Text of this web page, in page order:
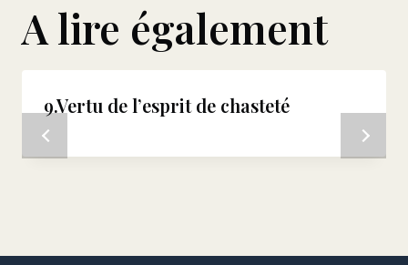
A lire également
9.Vertu de l’esprit de chasteté